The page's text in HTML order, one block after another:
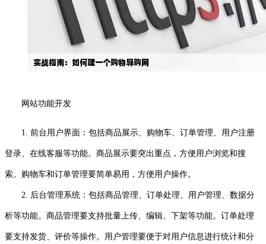
网站功能开发
1. 前台用户界面：包括商品展示、购物车、订单管理、用户注册
登录、在线客服等功能。商品展示要突出重点，方便用户浏览和搜
索。购物车和订单管理要简单易用，方便用户操作。
2. 后台管理系统：包括商品管理、订单处理、用户管理、数据分
析等功能。商品管理要支持批量上传、编辑、下架等功能。订单处理
要支持发货、评价等操作。用户管理要便于对用户信息进行统计和分